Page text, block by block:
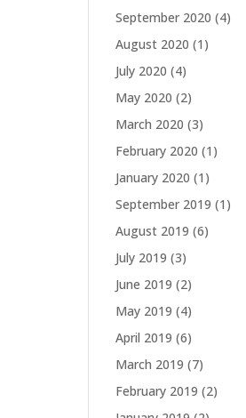
September 2020 (4)
August 2020 (1)
July 2020 (4)
May 2020 (2)
March 2020 (3)
February 2020 (1)
January 2020 (1)
September 2019 (1)
August 2019 (6)
July 2019 (3)
June 2019 (2)
May 2019 (4)
April 2019 (6)
March 2019 (7)
February 2019 (2)